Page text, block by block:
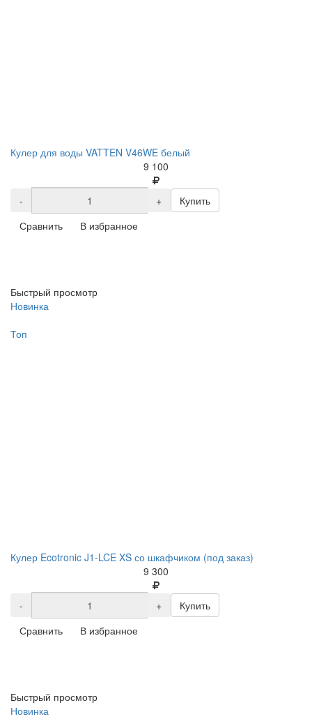
Кулер для воды VATTEN V46WE белый
9 100
- +
Купить
Сравнить
В избранное
Быстрый просмотр
Новинка
Топ
Кулер Ecotronic J1-LCE XS со шкафчиком (под заказ)
9 300
- +
Купить
Сравнить
В избранное
Быстрый просмотр
Новинка